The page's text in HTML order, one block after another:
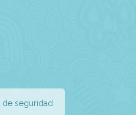
de seguridad